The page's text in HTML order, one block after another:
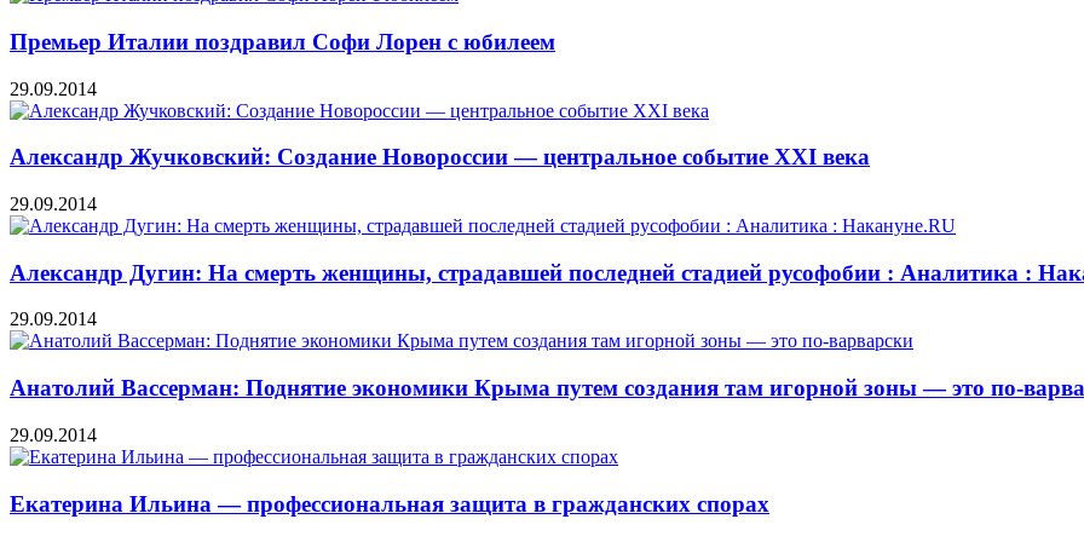
Премьер Италии поздравил Софи Лорен с юбилеем
29.09.2014
Александр Жучковский: Создание Новороссии — центральное событие XXI века
29.09.2014
Александр Дугин: На смерть женщины, страдавшей последней стадией русофобии : Аналитика :
29.09.2014
Анатолий Вассерман: Поднятие экономики Крыма путем создания там игорной зоны — это по-
29.09.2014
Екатерина Ильина — профессиональная защита в гражданских спорах